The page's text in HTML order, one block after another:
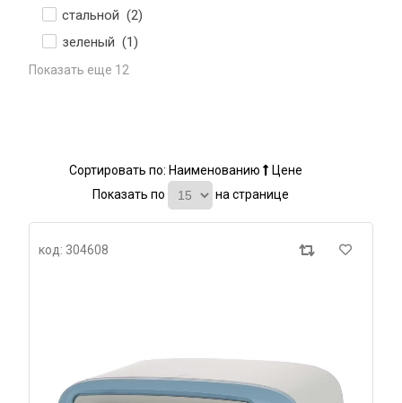
стальной (2)
зеленый (1)
Показать еще 12
Сортировать по: Наименованию
Цене
Показать по
на странице
код: 304608